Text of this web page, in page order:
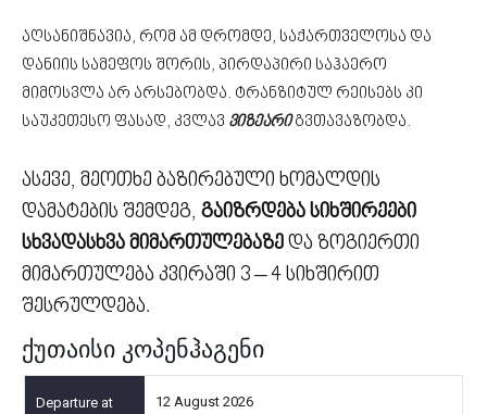
აღსანიშნავია, რომ ამ დრომდე, საქართველოსა და
დანიის სამეფოს შორის, პირდაპირი საჰაერო
მიმოსვლა არ არსებობდა. ტრანზიტულ რეისებს კი
საუკეთესო ფასად, კვლავ ვიზეარი გვთავაზობდა.
ასევე, მეოთხე ბაზირებული ხომალდის
დამატების შემდეგ, გაიზრდება სიხშირეები
სხვადასხვა მიმართულებაზედა ზოგიერთი
მიმართულება კვირაში 3 – 4 სიხშირით
შესრულდება.
ქუთაისი კოპენჰაგენი
12 August 2026